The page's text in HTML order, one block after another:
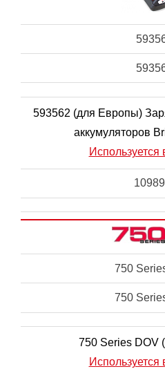
593562 (для Европы)
аккумуляторов
Используется
10989
750
750
750 Series DOV
Используется